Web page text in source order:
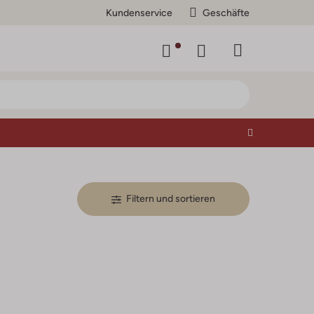
Kundenservice Geschäfte
Filtern und sortieren